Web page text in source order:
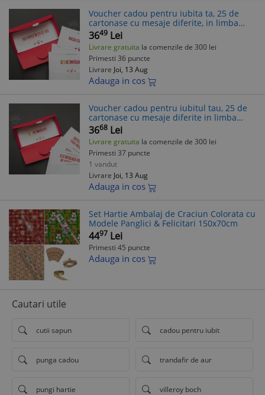
Voucher cadou pentru iubita ta, 25 de
cartonase cu mesaje diferite, in limba
romana
3649 Lei
Livrare gratuita la comenzile de 300 lei
Primesti 36 puncte
Livrare Joi, 13 Aug
Adauga in cos
Voucher cadou pentru iubitul tau, 25 de
cartonase cu mesaje diferite in limba
romana
3668 Lei
Livrare gratuita la comenzile de 300 lei
Primesti 37 puncte
1 vandut
Livrare Joi, 13 Aug
Adauga in cos
Set Hartie Ambalaj de Craciun Colorata cu
Modele Panglici & Felicitari 150x70cm
4497 Lei
Primesti 45 puncte
Adauga in cos
Cautari utile
cutii sapun cadou pentru iubit
punga cadou trandafir de aur
pungi hartie villeroy boch